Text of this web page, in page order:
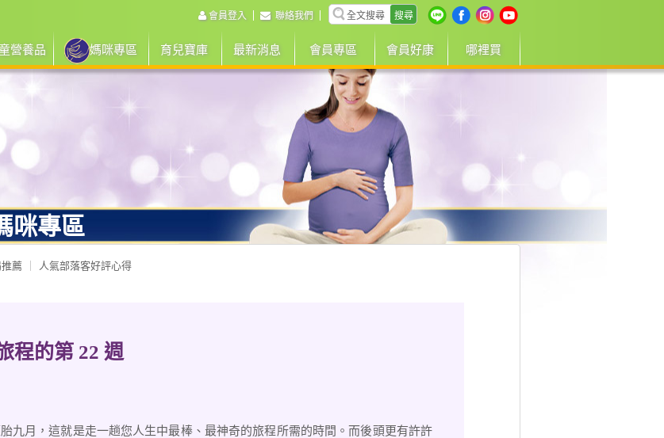
會員登入 聯絡我們 搜尋
營養品 媽咪專區 育兒寶庫 最新消息 會員專區 會員好康 哪裡買
咪專區
薦 人氣部落客好評心得
程的第 22 週
九月，這就是走一趟您人生中最棒、最神奇的旅程所需的時間。而後頭更有許許